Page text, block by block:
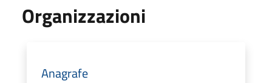
Organizzazioni
Anagrafe